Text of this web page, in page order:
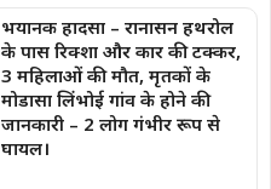
भयानक हादसा – रानासन हथरोल
के पास रिक्शा और कार की टक्कर,
3 महिलाओं की मौत, मृतकों के
मोडासा लिंभोई गांव के होने की
जानकारी – 2 लोग गंभीर रूप से
घायल।